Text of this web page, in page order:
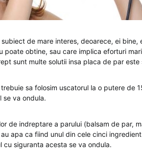
de mare interes, deoarece, ei bine,
obtine, sau care implica eforturi
sunt multe solutii insa placa de par este
sa folosim uscatorul la o putere de
se va ondula.
de indreptare a parului (balsam de par,
apa ca fiind unul din cele cinci
siguranta acesta se va ondula.